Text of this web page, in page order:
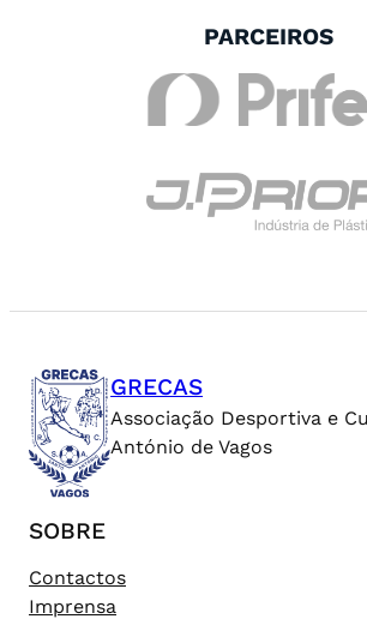
PARCEIROS
GRECAS
Associação Desportiva e
António de Vagos
SOBRE
Contactos
Imprensa